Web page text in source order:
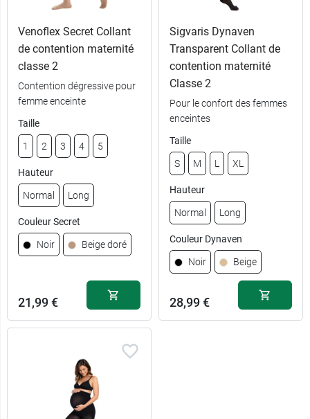
Venoflex Secret Collant
de contention maternité
classe 2
Contention dégressive pour
femme enceinte
Taille
1 2 3 4 5
Hauteur
Normal Long
Couleur Secret
Noir Beige doré
21,99 €
21,99 €
Sigvaris Dynaven
Transparent Collant de
contention maternité
Classe 2
Pour le confort des femmes
enceintes
Taille
S M L XL
Hauteur
Normal Long
Couleur Dynaven
Noir Beige
28,99 €